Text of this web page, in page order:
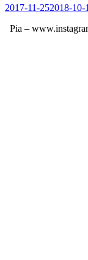
Posted
2017-11-252018-10-
Pia –